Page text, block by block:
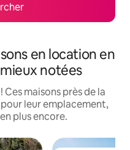
en location en
notées
maisons près de la
leur emplacement,
plus encore.